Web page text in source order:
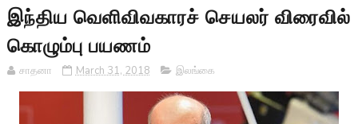
இந்திய வெளிவிவகாரச் செயலர் விரைவில்
கொழும்பு பயணம்
சாதனா March 31, 2018 இலங்கை